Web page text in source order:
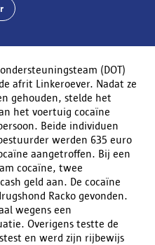
(DOT)
afrit Linkeroever. Nadat ze
gehouden, stelde het
het voertuig cocaïne
Beide individuen
werden 635 euro
aangetroffen. Bij een
cocaïne, twee
geld aan. De cocaïne
Racko gevonden.
wegens een
Overigens testte de
en werd zijn rijbewijs